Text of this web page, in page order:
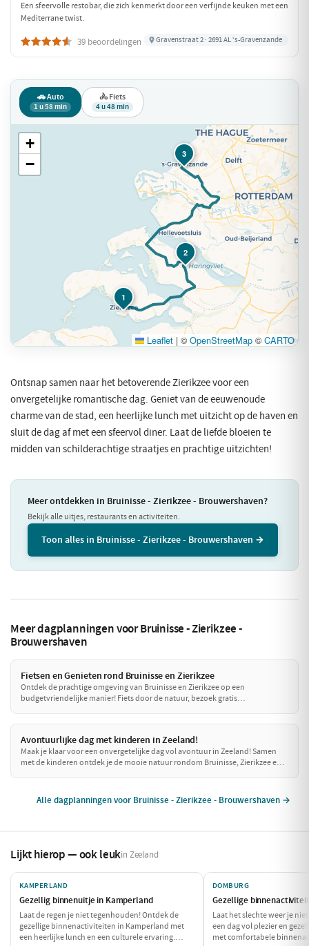
Een sfeervolle restobar, die zich kenmerkt door een verfijnde keuken met een
Mediterrane twist.
39 beoordelingen Gravenstraat 2 · 2691 AL ‘s-Gravenzande
🚗 Auto
1 u 58 min
🚴 Fiets
4 u 48 min
1
2
3
+
−
Leaflet | © OpenStreetMap ©CARTO
Ontsnap samen naar het betoverende Zierikzee voor een
onvergetelijke romantische dag. Geniet van de eeuwenoude
charme van de stad, een heerlijke lunch met uitzicht op de haven en
sluit de dag af met een sfeervol diner. Laat de liefde bloeien te
midden van schilderachtige straatjes en prachtige uitzichten!
Meer ontdekken in Bruinisse - Zierikzee - Brouwershaven?
Bekijk alle uitjes, restaurants en activiteiten.
Toon alles in Bruinisse - Zierikzee - Brouwershaven →
Meer dagplanningen voor Bruinisse - Zierikzee -
Brouwershaven
Fietsen en Genieten rond Bruinisse en Zierikzee
Ontdek de prachtige omgeving van Bruinisse en Zierikzee op een
budgetvriendelijke manier! Fiets door de natuur, bezoek gratis
Avontuurlijke dag met kinderen in Zeeland!
Maak je klaar voor een onvergetelijke dag vol avontuur in Zeeland! Samen
met de kinderen ontdek je de mooie natuur rondom Bruinisse, Zierikzee en
Alle dagplanningen voor Bruinisse - Zierikzee - Brouwershaven →
Lijkt hierop — ook leukin Zeeland
KAMPERLAND
Gezellig binnenuitje in Kamperland
Laat de regen je niet tegenhouden! Ontdek de
gezellige binnenactiviteiten in Kamperland met
een heerlijke lunch en een culturele ervaring.
DOMBURG
Gezellige
Laat het slechte weer je
een dag vol plezier en
met comfortabele